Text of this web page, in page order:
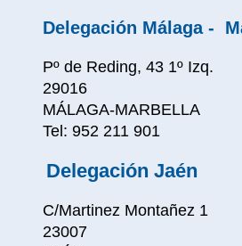
Delegación Málaga -
Pº de Reding, 43 1º Izq.
29016
MÁLAGA-MARBELLA
Tel: 952 211 901
Delegación Jaén
C/Martinez Montañez 1
23007